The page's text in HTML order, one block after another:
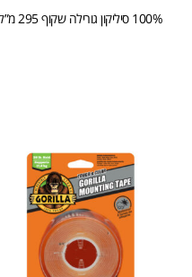
100% סיליקון גורילה שקוף 295 מ”ל